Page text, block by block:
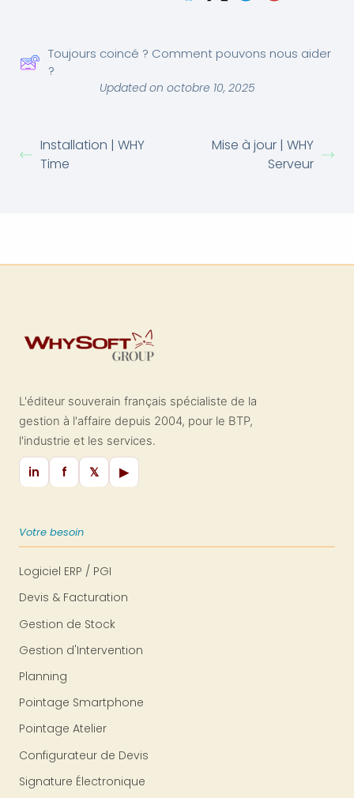
Toujours coincé ? Comment pouvons nous aider
?
Updated on octobre 10, 2025
Installation | WHY
Time
Mise à jour | WHY
Serveur
L'éditeur souverain français spécialiste de la
gestion à l'affaire depuis 2004, pour le BTP,
l'industrie et les services.
in f 𝕏 ▶
Votre besoin
Logiciel ERP / PGI
Devis & Facturation
Gestion de Stock
Gestion d'Intervention
Planning
Pointage Smartphone
Pointage Atelier
Configurateur de Devis
Signature Électronique